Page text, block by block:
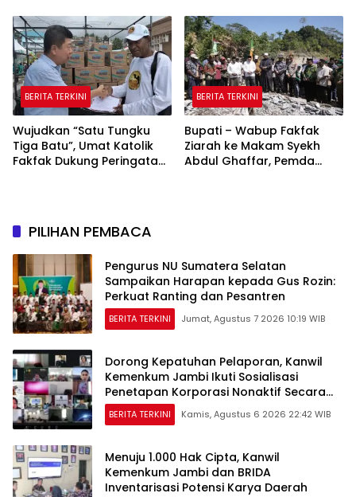
Cipta Gratis
BERITA TERKINI
Wujudkan “Satu Tungku
Tiga Batu”, Umat Katolik
Fakfak Dukung Peringatan
BERITA TERKINI
Bupati – Wabup Fakfak
Ziarah ke Makam Syekh
Abdul Ghaffar, Pemda
PILIHAN PEMBACA
Pengurus NU Sumatera Selatan
Sampaikan Harapan kepada Gus Rozin:
Perkuat Ranting dan Pesantren
BERITA TERKINI Jumat, Agustus 7 2026 10:19 WIB
Dorong Kepatuhan Pelaporan, Kanwil
Kemenkum Jambi Ikuti Sosialisasi
Penetapan Korporasi Nonaktif Secara
Administratif
BERITA TERKINI Kamis, Agustus 6 2026 22:42 WIB
Menuju 1.000 Hak Cipta, Kanwil
Kemenkum Jambi dan BRIDA
Inventarisasi Potensi Karya Daerah